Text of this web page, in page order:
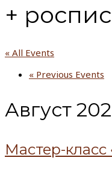
+
« All Events
« Previous Events
Август
Мастер-класс